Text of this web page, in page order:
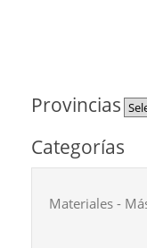
Provincias
Categorías
Materiales -